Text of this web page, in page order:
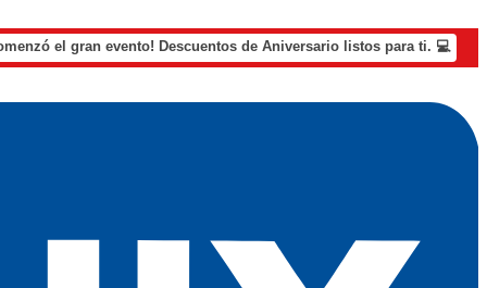
el gran evento! Descuentos de Aniversario listos para ti. 💻